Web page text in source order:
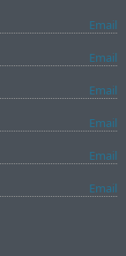
Email
Email
Email
Email
Email
Email